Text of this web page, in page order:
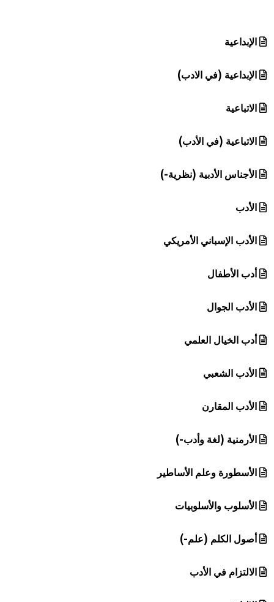
الإبداعية
الإبداعية (في الادب)
الاتباعية
الاتباعية (في الأدب)
الأجناس الأدبية (نظرية-)
الأدب
الأدب الإسباني الأمريكي
أدب الأطفال
الأدب الجوال
أدب الخيال العلمي
الأدب الشعبي
الأدب المقارن
الأرمنية (لغة وأدب-)
الأسطورة وعلم الأساطير
الأسلوب والأسلوبيات
أصول الكلم (علم-)
الالتزام في الأدب